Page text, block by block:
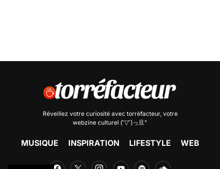
Réveillez votre curiosité avec torréfacteur, votre
webzine culturel (˘▽˘)っ旦"
MUSIQUE INSPIRATION LIFESTYLE WEB